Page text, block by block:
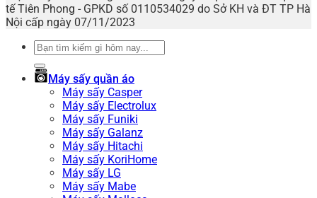
tế Tiên Phong - GPKD số 0110534029 do Sở KH và ĐT TP Hà
Nội cấp ngày 07/11/2023
Tìm
Máy sấy quần áo
Máy sấy Casper
Máy sấy Electrolux
Máy sấy Funiki
Máy sấy Galanz
Máy sấy Hitachi
Máy sấy KoriHome
Máy sấy LG
Máy sấy Mabe